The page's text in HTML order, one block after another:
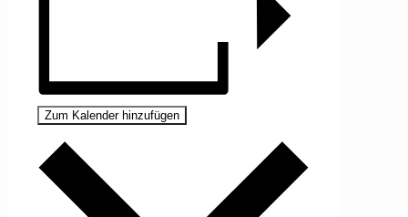
Zum Kalender hinzufügen